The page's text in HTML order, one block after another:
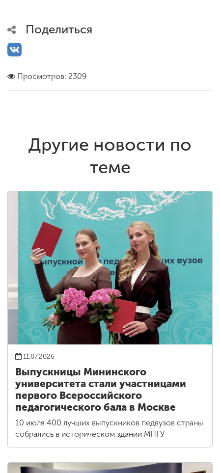
Поделиться
Просмотров: 2309
Другие новости по
теме
11.07.2026
Выпускницы Мининского
университета стали участницами
первого Всероссийского
педагогического бала в Москве
10 июля 400 лучших выпускников педвузов страны
собрались в историческом здании МПГУ